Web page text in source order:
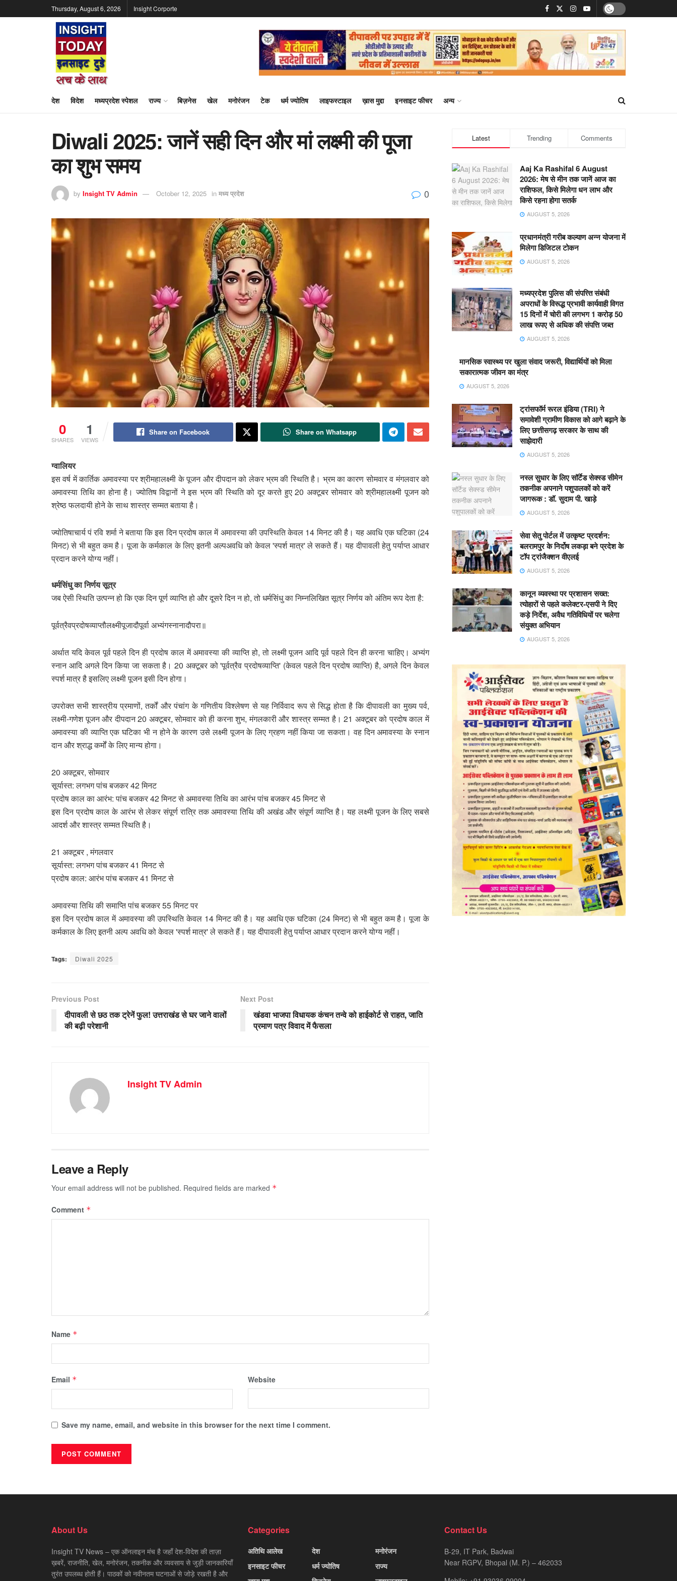
Thursday, August 6, 2026 Insight Corporte
देश विदेश मध्यप्रदेश स्पेशल राज्य बिज़नेस खेल मनोरंजन टेक धर्म ज्योतिष लाइफस्टाइल ख़ास मुद्दा इनसाइट फीचर अन्य
Diwali 2025: जानें सही दिन और मां लक्ष्मी की पूजा
का शुभ समय
by Insight TV Admin October 12, 2025 in मध्य प्रदेश 0
0
SHARES
1
VIEWS
Share on Facebook Share on Whatsapp
ग्वालियर
इस वर्ष में कार्तिक अमावस्या पर श्रीमहालक्ष्मी के पूजन और दीपदान को लेकर भ्रम की स्थिति है। भ्रम का कारण सोमवार व मंगलवार को
अमावस्या तिथि का होना है। ज्योतिष विद्वानों ने इस भ्रम की स्थिति को दूर करते हुए 20 अक्टूबर सोमवार को श्रीमहालक्ष्मी पूजन को
श्रेष्ठ फलदायी होने के साथ शास्त्र सम्मत बताया है।
ज्योतिषाचार्य पं रवि शर्मा ने बताया कि इस दिन प्रदोष काल में अमावस्या की उपस्थिति केवल 14 मिनट की है। यह अवधि एक घटिका (24
मिनट) से भी बहुत कम है। पूजा के कर्मकाल के लिए इतनी अल्पअवधि को केवल 'स्पर्श मात्र' ले सकते हैं। यह दीपावली हेतु पर्याप्त आधार
प्रदान करने योग्य नहीं।
धर्मसिंधु का निर्णय सूत्र
जब ऐसी स्थिति उत्पन्न हो कि एक दिन पूर्ण व्याप्ति हो और दूसरे दिन न हो, तो धर्मसिंधु का निम्नलिखित सूत्र निर्णय को अंतिम रूप देता है:
पूर्वत्रैवप्रदोषव्याप्तौलक्ष्मीपूजादौपूर्वा अभ्यंगस्नानादौपरा॥
अर्थात यदि केवल पूर्व पहले दिन ही प्रदोष काल में अमावस्या की व्याप्ति हो, तो लक्ष्मी पूजन आदि पूर्व पहले दिन ही करना चाहिए। अभ्यंग
स्नान आदि अगले दिन किया जा सकता है। 20 अक्टूबर को 'पूर्वत्रैव प्रदोषव्याप्ति' (केवल पहले दिन प्रदोष व्याप्ति) है, अगले दिन केवल
स्पर्श मात्र है इसलिए लक्ष्मी पूजन इसी दिन होगा।
उपरोक्त सभी शास्त्रीय प्रमाणों, तर्कों और पंचांग के गणितीय विश्लेषण से यह निर्विवाद रूप से सिद्ध होता है कि दीपावली का मुख्य पर्व,
लक्ष्मी-गणेश पूजन और दीपदान 20 अक्टूबर, सोमवार को ही करना शुभ, मंगलकारी और शास्त्र सम्मत है। 21 अक्टूबर को प्रदोष काल में
अमावस्या की व्याप्ति एक घटिका भी न होने के कारण उसे लक्ष्मी पूजन के लिए ग्रहण नहीं किया जा सकता। वह दिन अमावस्या के स्नान
दान और श्राद्ध कर्मों के लिए मान्य होगा।
20 अक्टूबर, सोमवार
सूर्यास्त: लगभग पांच बजकर 42 मिनट
प्रदोष काल का आरंभ: पांच बजकर 42 मिनट से अमावस्या तिथि का आरंभ पांच बजकर 45 मिनट से
इस दिन प्रदोष काल के आरंभ से लेकर संपूर्ण रात्रि तक अमावस्या तिथि की अखंड और संपूर्ण व्याप्ति है। यह लक्ष्मी पूजन के लिए सबसे
आदर्श और शास्त्र सम्मत स्थिति है।
21 अक्टूबर , मंगलवार
सूर्यास्त: लगभग पांच बजकर 41 मिनट से
प्रदोष काल: आरंभ पांच बजकर 41 मिनट से
अमावस्या तिथि की समाप्ति पांच बजकर 55 मिनट पर
इस दिन प्रदोष काल में अमावस्या की उपस्थिति केवल 14 मिनट की है। यह अवधि एक घटिका (24 मिनट) से भी बहुत कम है। पूजा के
कर्मकाल के लिए इतनी अल्प अवधि को केवल 'स्पर्श मात्र' ले सकते हैं। यह दीपावली हेतु पर्याप्त आधार प्रदान करने योग्य नहीं।
Tags: Diwali 2025
Previous Post
दीपावली से छठ तक ट्रेनें फुल! उत्तराखंड से घर जाने वालों
की बढ़ी परेशानी
Next Post
खंडवा भाजपा विधायक कंचन तन्वे को हाईकोर्ट से राहत, जाति
प्रमाण पत्र विवाद में फैसला
Insight TV Admin
Leave a Reply
Your email address will not be published. Required fields are marked *
Comment *
Name *
Email * Website
Save my name, email, and website in this browser for the next time I comment.
Latest Trending Comments
Aaj Ka Rashifal 6 August
2026: मेष से मीन तक जानें आज का
राशिफल, किसे मिलेगा धन लाभ और
किसे रहना होगा सतर्क
AUGUST 5, 2026
प्रधानमंत्री गरीब कल्याण अन्न योजना में
मिलेगा डिजिटल टोकन
AUGUST 5, 2026
मध्यप्रदेश पुलिस की संपत्त्ति संबंधी
अपराधों के विरूद्ध प्रभावी कार्यवाही विगत
15 दिनों में चोरी की लगभग 1 करोड़ 50
लाख रूपए से अधिक की संपत्ति जब्‍त
AUGUST 5, 2026
मानसिक स्वास्थ्य पर खुला संवाद जरूरी, विद्यार्थियों को मिला
सकारात्मक जीवन का मंत्र
AUGUST 5, 2026
ट्रांसफॉर्म रूरल इंडिया (TRI) ने
समावेशी ग्रामीण विकास को आगे बढ़ाने के
लिए छत्तीसगढ़ सरकार के साथ की
साझेदारी
AUGUST 5, 2026
नस्ल सुधार के लिए सॉर्टेड सेक्स्ड सीमेन
तकनीक अपनाने पशुपालकों को करें
जागरूक : डॉ. सुदाम पी. खाड़े
AUGUST 5, 2026
सेवा सेतु पोर्टल में उत्कृष्ट प्रदर्शन:
बलरामपुर के निर्दोष लकड़ा बने प्रदेश के
टॉप ट्रांजैक्शन वीएलई
AUGUST 5, 2026
कानून व्यवस्था पर प्रशासन सख्त:
त्योहारों से पहले कलेक्टर-एसपी ने दिए
कड़े निर्देश, अवैध गतिविधियों पर चलेगा
संयुक्त अभियान
AUGUST 5, 2026
About Us
Insight TV News – एक ऑनलाइन मंच है जहाँ देश-विदेश की ताज़ा
ख़बरें, राजनीति, खेल, मनोरंजन, तकनीक और व्यवसाय से जुड़ी जानकारियाँ
तुरंत उपलब्ध होती हैं। पाठकों को नवीनतम घटनाओं से जोड़े रखती है और
Categories
अतिथि आलेख
इनसाइट फीचर
देश
धर्म ज्योतिष
मनोरंजन
राज्य
Contact Us
B-29, IT Park, Badwai
Near RGPV, Bhopal (M. P.) – 462033